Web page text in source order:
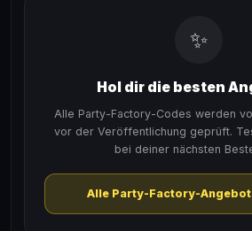
✨
Hol dir die besten
Alle Party-Factory-Codes werden
vor der Veröffentlichung geprüft.
bei deiner nächsten
Alle Party-Factory-